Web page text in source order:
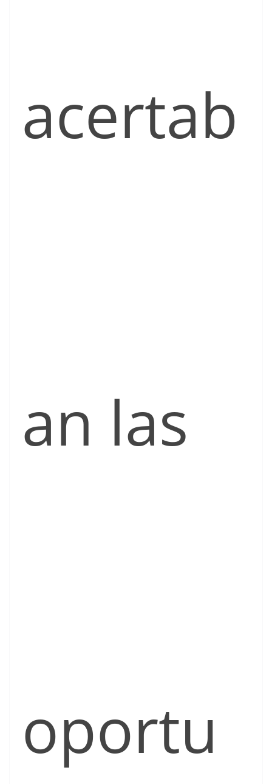
acertab
an las
oportu